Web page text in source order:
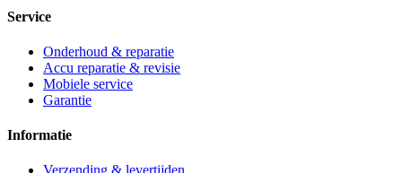
Service
Onderhoud & reparatie
Accu reparatie & revisie
Mobiele service
Garantie
Informatie